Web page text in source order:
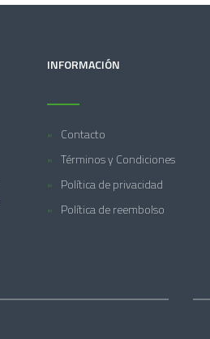
INFORMACIÓN
Contacto
Términos y Condiciones
Política de privacidad
Política de reembolso